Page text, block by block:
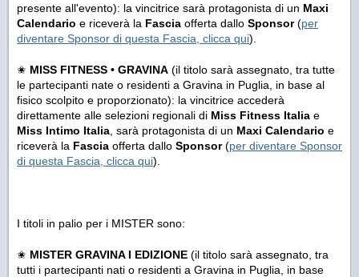
presente all'evento): la vincitrice sarà protagonista di un Maxi
Calendario e riceverà la Fascia offerta dallo Sponsor(per
diventare Sponsor di questa Fascia, clicca qui).
✬ MISS FITNESS • GRAVINA (il titolo sarà assegnato, tra tutte
le partecipanti nate o residenti a Gravina in Puglia, in base al
fisico scolpito e proporzionato): la vincitrice accederà
direttamente alle selezioni regionali di Miss Fitness Italia e
Miss Intimo Italia , sarà protagonista di un Maxi Calendario e
riceverà la Fascia offerta dallo Sponsor(per diventare Sponsor
di questa Fascia, clicca qui).
I titoli in palio per i MISTER sono:
✬ MISTER GRAVINA I EDIZIONE (il titolo sarà assegnato, tra
tutti i partecipanti nati o residenti a Gravina in Puglia, in base